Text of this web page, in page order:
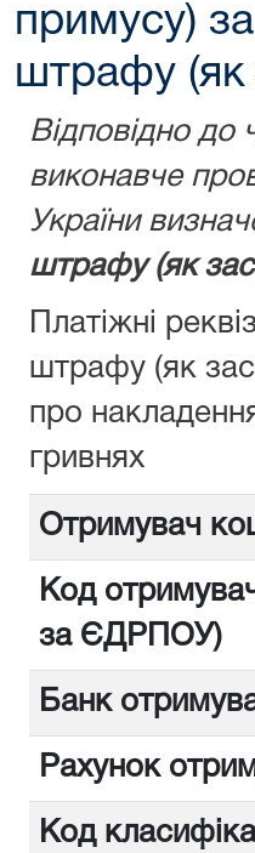
примусу)
штрафу (як
Відповідно до
виконавче
України
штрафу (як
Платіжні
штрафу (як
про
гривнях
Отримувач
Код
за ЄДРПОУ)
Банк
Рахунок
Код